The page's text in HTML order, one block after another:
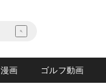
漫画 ゴルフ動画